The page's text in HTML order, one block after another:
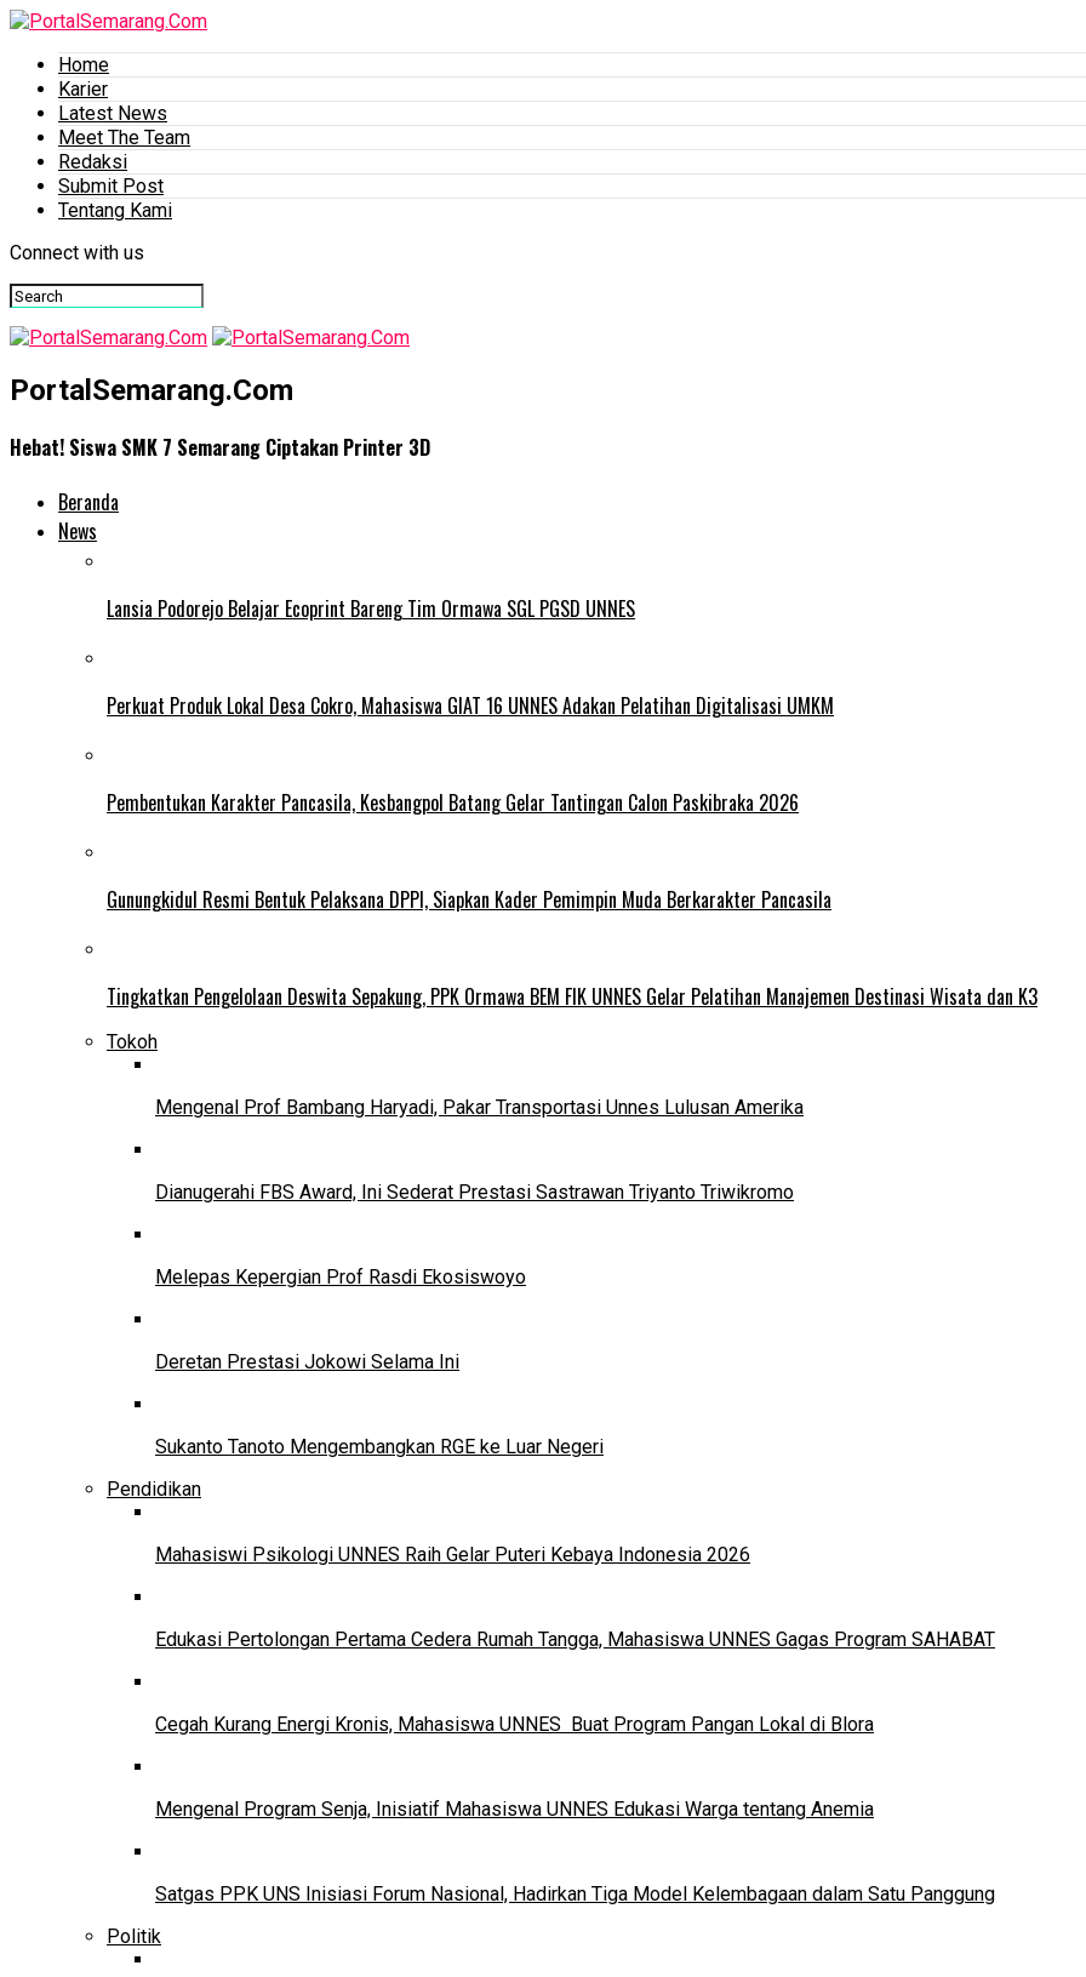
Home
Karier
Latest News
Meet The Team
Redaksi
Submit Post
Tentang Kami
Connect with us
PortalSemarang.Com
Hebat! Siswa SMK 7 Semarang Ciptakan Printer 3D
Beranda
News
Lansia Podorejo Belajar Ecoprint Bareng Tim Ormawa SGL PGSD UNNES
Perkuat Produk Lokal Desa Cokro, Mahasiswa GIAT 16 UNNES Adakan Pelatihan Digitalisasi UMKM
Pembentukan Karakter Pancasila, Kesbangpol Batang Gelar Tantingan Calon Paskibraka 2026
Gunungkidul Resmi Bentuk Pelaksana DPPI, Siapkan Kader Pemimpin Muda Berkarakter Pancasila
Tingkatkan Pengelolaan Deswita Sepakung, PPK Ormawa BEM FIK UNNES Gelar Pelatihan Manajemen Destinasi Wisata dan K3
Tokoh
Mengenal Prof Bambang Haryadi, Pakar Transportasi Unnes Lulusan Amerika
Dianugerahi FBS Award, Ini Sederat Prestasi Sastrawan Triyanto Triwikromo
Melepas Kepergian Prof Rasdi Ekosiswoyo
Deretan Prestasi Jokowi Selama Ini
Sukanto Tanoto Mengembangkan RGE ke Luar Negeri
Pendidikan
Mahasiswi Psikologi UNNES Raih Gelar Puteri Kebaya Indonesia 2026
Edukasi Pertolongan Pertama Cedera Rumah Tangga, Mahasiswa UNNES Gagas Program SAHABAT
Cegah Kurang Energi Kronis, Mahasiswa UNNES Buat Program Pangan Lokal di Blora
Mengenal Program Senja, Inisiatif Mahasiswa UNNES Edukasi Warga tentang Anemia
Satgas PPK UNS Inisiasi Forum Nasional, Hadirkan Tiga Model Kelembagaan dalam Satu Panggung
Politik